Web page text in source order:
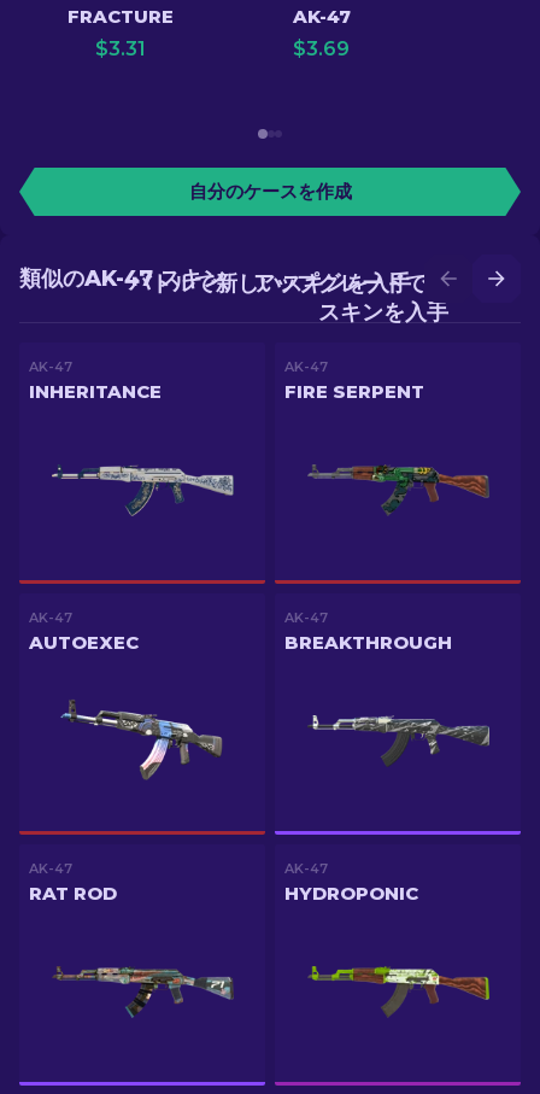
FRACTURE
$3.31
AK-47
$3.69
自分のケースを作成
アップグレードでより良い
スキンを入手
バトルで新しいスキンを入手
類似のAK-47 スキン
AK-47
INHERITANCE
AK-47
FIRE SERPENT
AK-47
AUTOEXEC
AK-47
BREAKTHROUGH
AK-47
RAT ROD
AK-47
HYDROPONIC